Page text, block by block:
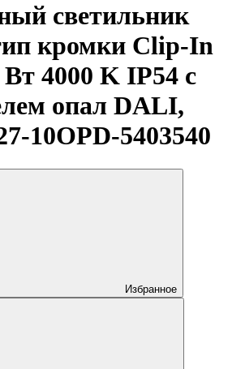
светильник
кромки Clip-In
Вт 4000 K IP54 с
опал DALI,
10OPD-5403540
Избранное